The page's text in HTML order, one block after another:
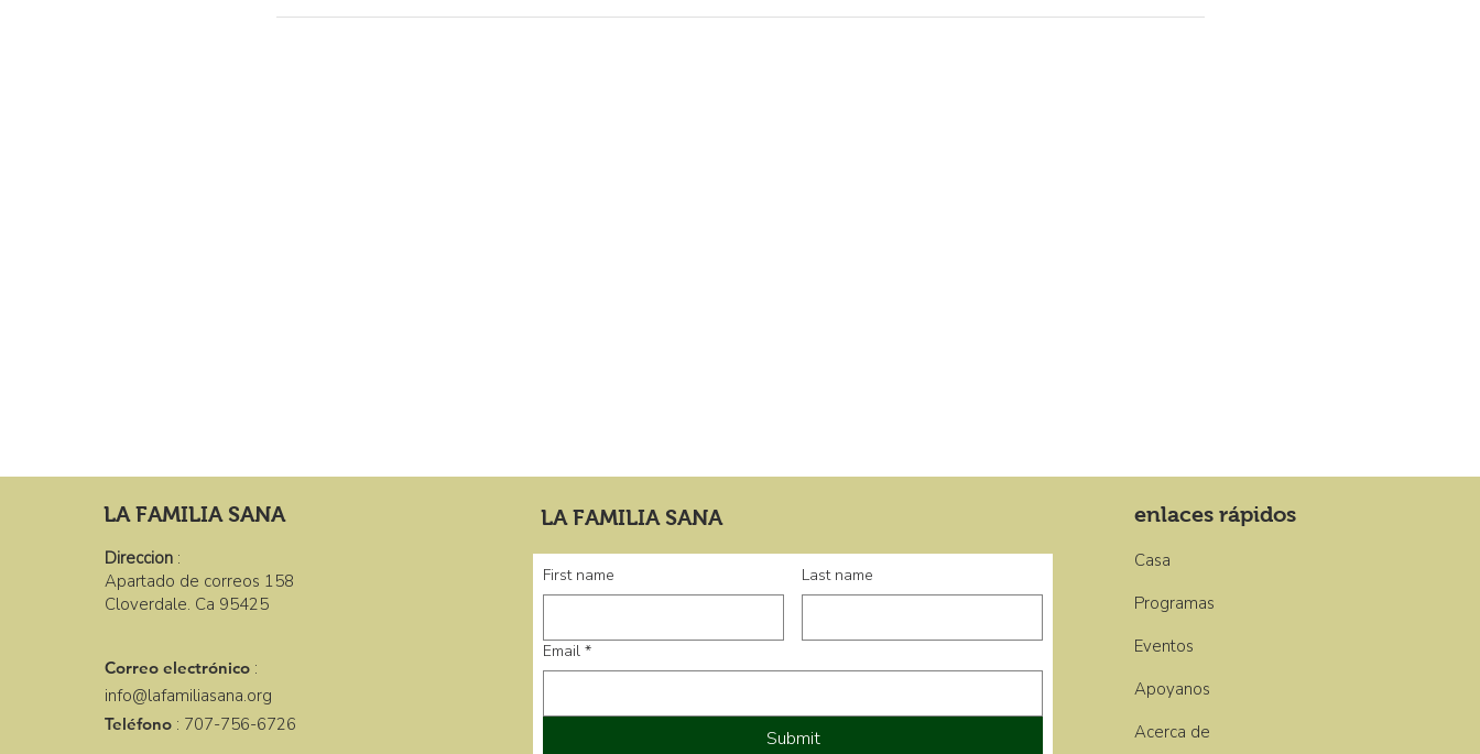
LA FAMILIA SANA
Direccion :
Apartado de correos 158
Cloverdale. Ca 95425
Correo electrónico :
info@lafamiliasana.org
Teléfono : 707-756-6726
LA FAMILIA SANA
First name Last name
Email *
Submit
enlaces rápidos
Casa
Programas
Eventos
Apoyanos
Acerca de